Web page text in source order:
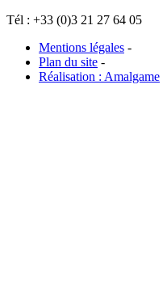
Tél : +33 (0)3 21 27 64 05
Mentions légales -
Plan du site -
Réalisation : Amalgame